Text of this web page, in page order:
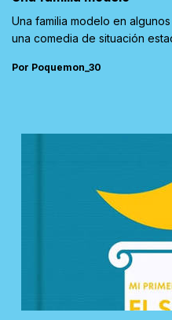
Una familia modelo en
una comedia de situación
Por Poquemon_30